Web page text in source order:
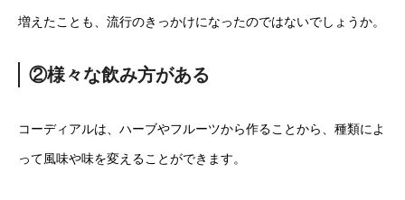
増えたことも、流行のきっかけになったのではないでしょうか。
②様々な飲み方がある
コーディアルは、ハーブやフルーツから作ることから、種類によ
って風味や味を変えることができます。